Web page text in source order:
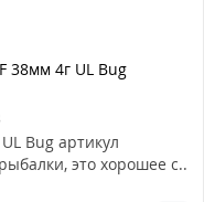
38мм 4г UL Bug
Bug артикул
это хорошее с..